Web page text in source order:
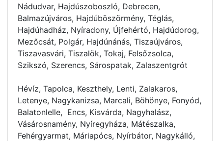
Nádudvar, Hajdúszoboszló, Debrecen,
Balmazújváros, Hajdúböszörmény, Téglás,
Hajdúhadház, Nyíradony, Újfehértó, Hajdúdorog,
Mezőcsát, Polgár, Hajdúnánás, Tiszaújváros,
Tiszavasvári, Tiszalök, Tokaj, Felsőzsolca,
Szikszó, Szerencs, Sárospatak, Zalaszentgrót
Hévíz, Tapolca, Keszthely, Lenti, Zalakaros,
Letenye, Nagykanizsa, Marcali, Böhönye, Fonyód,
Balatonlelle, Encs, Kisvárda, Nagyhalász,
Vásárosnamény, Nyíregyháza, Mátészalka,
Fehérgyarmat, Máriapócs, Nyírbátor, Nagykálló,